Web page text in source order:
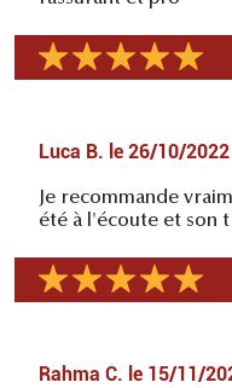
Luca B. le 26/10/2022
Je recommande
été à l'écoute et son
Rahma C. le 15/11/